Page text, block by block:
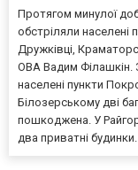
Протягом минулої
обстріляли населені
Дружківці,
ОВА Вадим Філашкін.
населені пункти
Білозерському дві
пошкоджена. У
два приватні